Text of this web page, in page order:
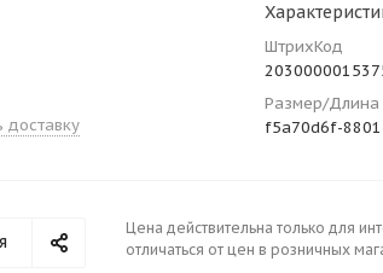
доставку
ШтрихКод
Размер/Длина
f5a70d6f-
Цена действительна только для
отличаться от цен в розничных